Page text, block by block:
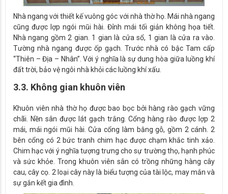
Nhà ngang với thiết kế vuông góc với nhà thờ họ. Mái nhà ngang
cũng được lợp ngói mũi hài. Đỉnh mái tối giản không họa tiết.
Nhà ngang gồm 2 gian. 1 gian là cửa sổ, 1 gian là cửa ra vào.
Tường nhà ngang được ốp gạch. Trước nhà có bậc Tam cấp
“Thiên – Địa – Nhân”. Với ý nghĩa là sự dung hòa giữa luồng khí
đất trời, bảo vệ ngôi nhà khỏi các luồng khí xấu.
3.3. Không gian khuôn viên
Khuôn viên nhà thờ họ được bao bọc bởi hàng rào gạch vững
chãi. Nền sân được lát gạch trắng. Cổng hàng rào được lợp 2
mái, mái ngói mũi hài. Cửa cổng làm bằng gỗ, gồm 2 cánh. 2
bên cổng có 2 bức tranh chim hạc được chạm khắc tinh xảo.
Chim hạc với ý nghĩa tượng trưng cho sự trường thọ, hạnh phúc
và sức khỏe. Trong khuôn viên sân có trồng những hàng cây
cau, cây cọ. 2 loại cây này là biểu tượng của tài lộc, may mắn và
sự gắn kết gia đình.